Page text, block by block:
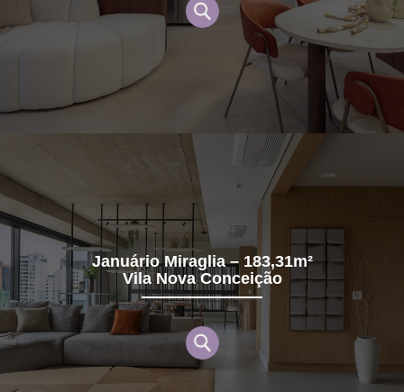
Januário Miraglia – 183,31m²
Vila Nova Conceição